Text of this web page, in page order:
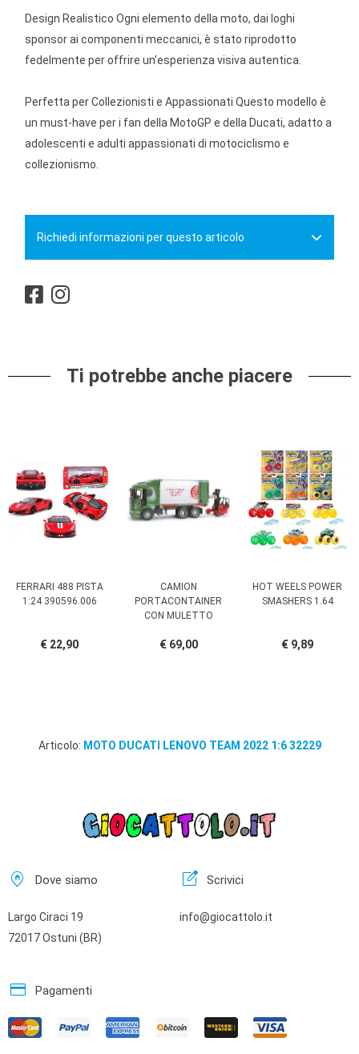
Design Realistico Ogni elemento della moto, dai loghi
sponsor ai componenti meccanici, è stato riprodotto
fedelmente per offrire un’esperienza visiva autentica.
Perfetta per Collezionisti e Appassionati Questo modello è
un must-have per i fan della MotoGP e della Ducati, adatto a
adolescenti e adulti appassionati di motociclismo e
collezionismo.
Richiedi informazioni per questo articolo
Ti potrebbe anche piacere
FERRARI 488 PISTA
1:24 390596.006
€ 22,90
CAMION
PORTACONTAINER
CON MULETTO
€ 69,00
HOT WEELS POWER
SMASHERS 1.64
€ 9,89
Articolo: MOTO DUCATI LENOVO TEAM 2022 1:6 32229
home_pin Dove siamo
Largo Ciraci 19
72017 Ostuni (BR)
edit_square Scrivici
info@giocattolo.it
credit_card Pagamenti